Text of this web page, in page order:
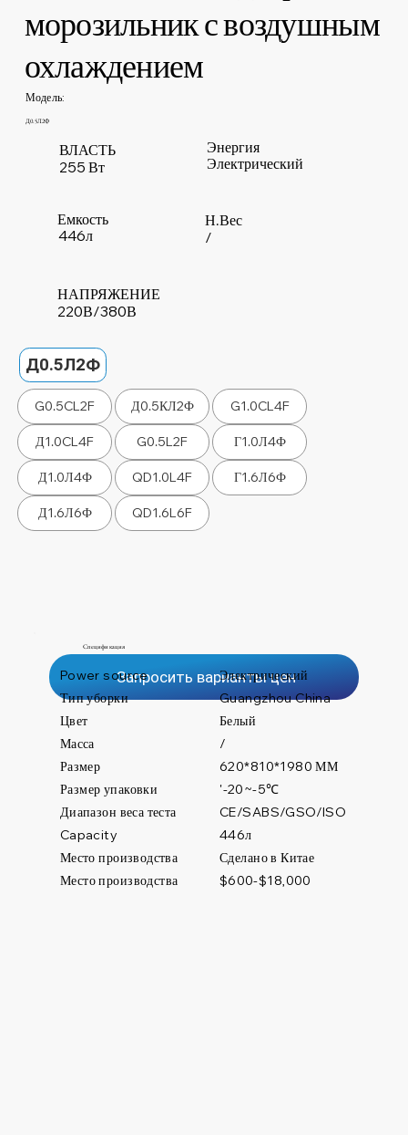
морозильник с воздушным
охлаждением
Модель:
Д0.5Л2Ф
ВЛАСТЬ
255 Вт
220В/380В
НАПРЯЖЕНИЕ
/
Н.Вес
446л
Емкость
Электрический
Энергия
Д0.5Л2Ф
G0.5CL2F Д0.5КЛ2Ф G1.0CL4F
Д1.0CL4F G0.5L2F Г1.0Л4Ф
Д1.0Л4Ф QD1.0L4F Г1.6Л6Ф
Д1.6Л6Ф QD1.6L6F
Запросить варианты цен
Power source
Электрический
Тип уборки
Масса
Цвет Белый
620*810*1980 ММ
Размер упаковки
Размер
Capacity
Диапазон веса теста CE/SABS/GSO/ISO
Сделано в Китае
Место производства
Место производства
Guangzhou China
/
'-20~-5℃
446л
$600-$18,000
Спецификация